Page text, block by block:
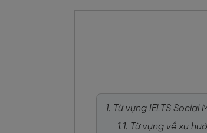
1. Từ vựng IELTS Social
1.1. Từ vựng về xu